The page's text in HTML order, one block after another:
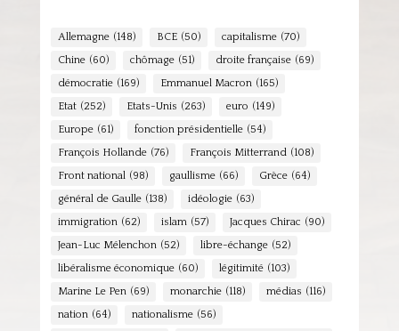
Allemagne (148) BCE (50) capitalisme (70)
Chine (60) chômage (51) droite française (69)
démocratie (169) Emmanuel Macron (165)
Etat (252) Etats-Unis (263) euro (149)
Europe (61) fonction présidentielle (54)
François Hollande (76) François Mitterrand (108)
Front national (98) gaullisme (66) Grèce (64)
général de Gaulle (138) idéologie (63)
immigration (62) islam (57) Jacques Chirac (90)
Jean-Luc Mélenchon (52) libre-échange (52)
libéralisme économique (60) légitimité (103)
Marine Le Pen (69) monarchie (118) médias (116)
nation (64) nationalisme (56)